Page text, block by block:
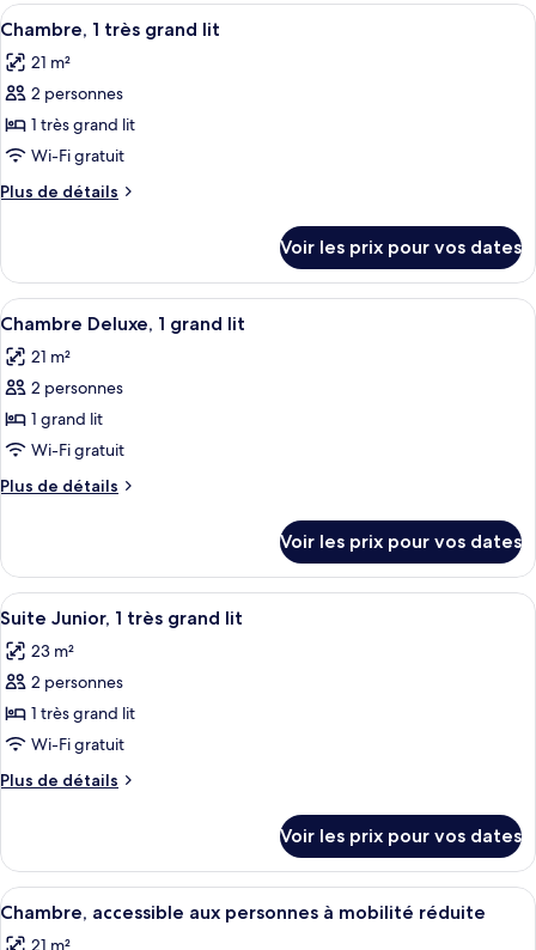
lits
doubles
de
Chambre,
2
doubles
Afficher
toutes
les
photos
pour
ce
type
de
Chambre,
très
grand
lit
Une chambre d’hôtel avec un
9
Chambre, 1 très grand lit
21 m²
2 personnes
1 très grand lit
Wi-Fi gratuit
Plus de détails
Plus
le
type
de
Chambre,
grand
lit
Voir les prix pour vos dates
Afficher
toutes
les
photos
pour
ce
type
de
Chambre
Deluxe,
1
grand
lit
Une chambre d’hôtel avec un
7
Chambre Deluxe, 1 grand lit
21 m²
2 personnes
1 grand lit
Wi-Fi gratuit
Plus de détails
Plus
le
type
de
Chambre
Deluxe,
grand
lit
Voir les prix pour vos dates
Afficher
toutes
les
photos
pour
ce
type
de
Suite
Junior,
1
très
Une chambre d’hôtel moderne
9
Suite Junior, 1 très grand lit
23 m²
2 personnes
1 très grand lit
Wi-Fi gratuit
Plus de détails
Plus
le
type
de
Voir les prix pour vos dates
Afficher
toutes
Une chambre d’hôtel avec un
9
Chambre, accessible aux personnes à mobilité réduite
21 m²